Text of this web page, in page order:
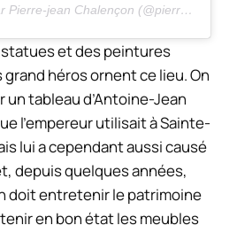
Un message partagé par Pierre-jean Chalençon (@pierrejeanchalencon)
et des peintures
héros ornent ce lieu. On
tableau d’Antoine-Jean
l’empereur utilisait à Sainte-
lui a cependant aussi causé
depuis quelques années,
doit entretenir le patrimoine
en bon état les meubles